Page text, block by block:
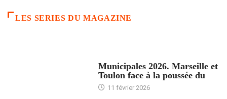
LES SERIES DU MAGAZINE
Municipales 2026. Marseille et
Toulon face à la poussée du
11 février 2026